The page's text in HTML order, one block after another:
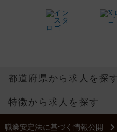
都道府県から求人を探
特徴から求人を探す
職業安定法に基づく情報公開